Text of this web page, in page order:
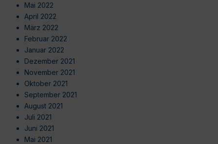
Mai 2022
April 2022
März 2022
Februar 2022
Januar 2022
Dezember 2021
November 2021
Oktober 2021
September 2021
August 2021
Juli 2021
Juni 2021
Mai 2021